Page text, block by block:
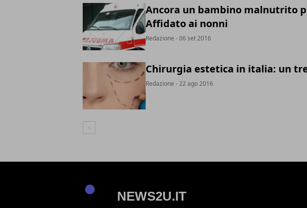
Ancora un bambino malnutrito
Affidato ai nonni
Redazione - 06 set 2016
Chirurgia estetica in italia: un
Redazione - 22 ago 2016
Articolo Precedente